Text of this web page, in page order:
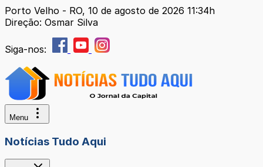
Porto Velho - RO, 10 de agosto de 2026 11:34h
Direção: Osmar Silva
Siga-nos:
Menu
Notícias Tudo Aqui